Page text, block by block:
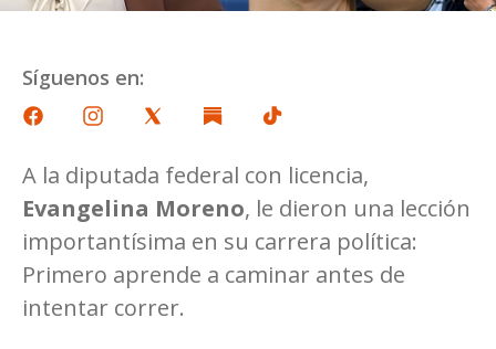
Síguenos en:
A la diputada federal con licencia,
Evangelina Moreno, le dieron una lección
importantísima en su carrera política:
Primero aprende a caminar antes de
intentar correr.